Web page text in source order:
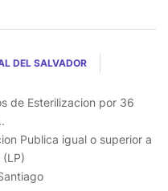
DEL SALVADOR
de Esterilizacion por 36
Publica igual o superior a